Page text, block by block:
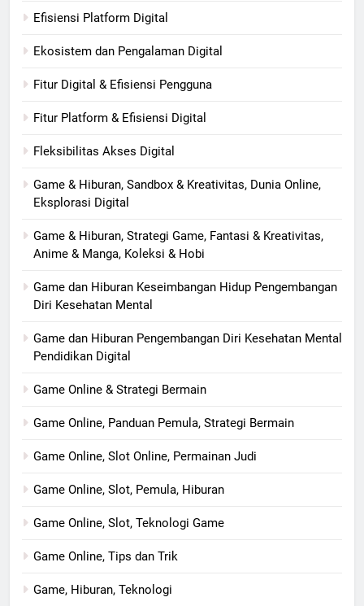
Efisiensi Platform Digital
Ekosistem dan Pengalaman Digital
Fitur Digital & Efisiensi Pengguna
Fitur Platform & Efisiensi Digital
Fleksibilitas Akses Digital
Game & Hiburan, Sandbox & Kreativitas, Dunia Online,
Eksplorasi Digital
Game & Hiburan, Strategi Game, Fantasi & Kreativitas,
Anime & Manga, Koleksi & Hobi
Game dan Hiburan Keseimbangan Hidup Pengembangan
Diri Kesehatan Mental
Game dan Hiburan Pengembangan Diri Kesehatan Mental
Pendidikan Digital
Game Online & Strategi Bermain
Game Online, Panduan Pemula, Strategi Bermain
Game Online, Slot Online, Permainan Judi
Game Online, Slot, Pemula, Hiburan
Game Online, Slot, Teknologi Game
Game Online, Tips dan Trik
Game, Hiburan, Teknologi